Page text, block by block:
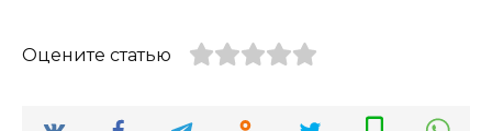
Оцените статью